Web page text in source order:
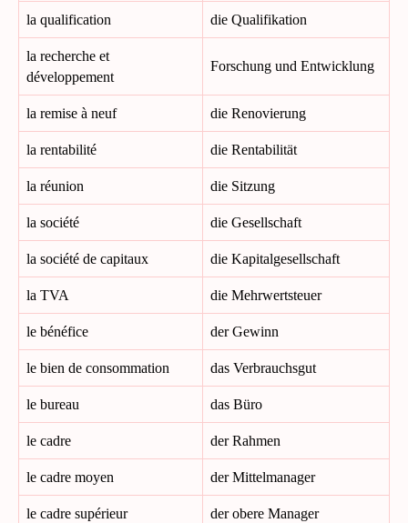
la qualification die Qualifikation
la recherche et
développement
Forschung und Entwicklung
la remise à neuf die Renovierung
la rentabilité die Rentabilität
la réunion die Sitzung
la société die Gesellschaft
la société de capitaux die Kapitalgesellschaft
la TVA die Mehrwertsteuer
le bénéfice der Gewinn
le bien de consommation das Verbrauchsgut
le bureau das Büro
le cadre der Rahmen
le cadre moyen der Mittelmanager
le cadre supérieur der obere Manager